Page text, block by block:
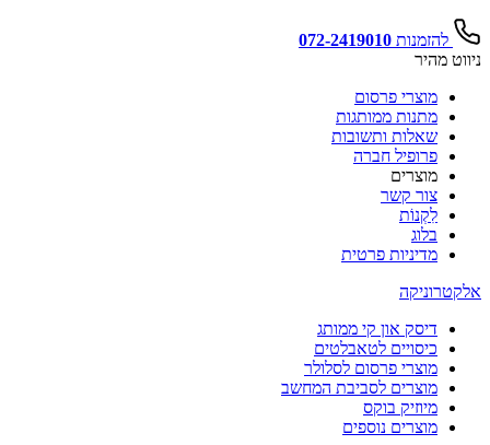
להזמנות 072-2419010
ניווט מהיר
מוצרי פרסום
מתנות ממותגות
שאלות ותשובות
פרופיל חברה
מוצרים
צור קשר
לִקְנוֹת
בלוג
מדיניות פרטית
אלקטרוניקה
דיסק און קי ממותג
כיסויים לטאבלטים
מוצרי פרסום לסלולר
מוצרים לסביבת המחשב
מיוזיק בוקס
מוצרים נוספים